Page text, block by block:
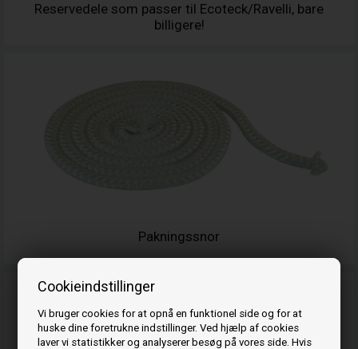
Cookieindstillinger
Vi bruger cookies for at opnå en funktionel side og for at
huske dine foretrukne indstillinger. Ved hjælp af cookies
laver vi statistikker og analyserer besøg på vores side. Hvis
Reservedele som passer til Ecoteck/Ravelli, bare
billigere!
Pakningssnor